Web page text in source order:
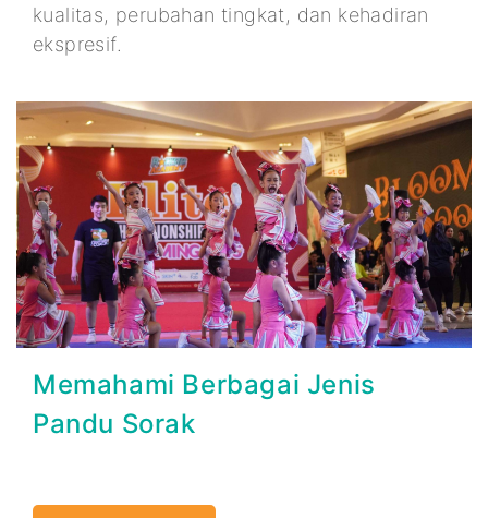
kualitas, perubahan tingkat, dan kehadiran
ekspresif.
Memahami Berbagai Jenis
Pandu Sorak